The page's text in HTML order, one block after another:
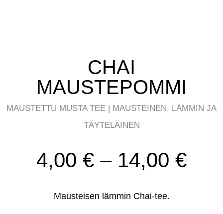
CHAI
MAUSTEPOMMI
MAUSTETTU MUSTA TEE | MAUSTEINEN, LÄMMIN JA
TÄYTELÄINEN
4,00 € – 14,00 €
Mausteisen lämmin Chai-tee.